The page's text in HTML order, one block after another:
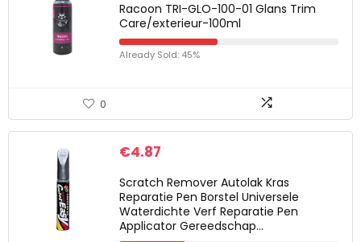
Racoon TRI-GLO-100-01 Glans Trim
Care/exterieur-100ml
Already Sold: 45%
0
€4.87
Scratch Remover Autolak Kras
Reparatie Pen Borstel Universele
Waterdichte Verf Reparatie Pen
Applicator Gereedschap…